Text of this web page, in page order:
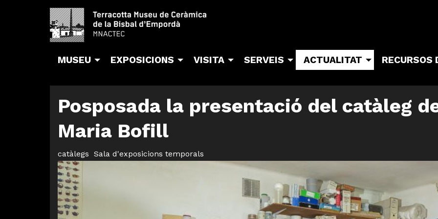
MUSEU EXPOSICIONS VISITA SERVEIS ACTUALITAT RECURSOS
Posposada la presentació del catàleg
Maria Bofill
catàlegs Sala d'exposicions temporals